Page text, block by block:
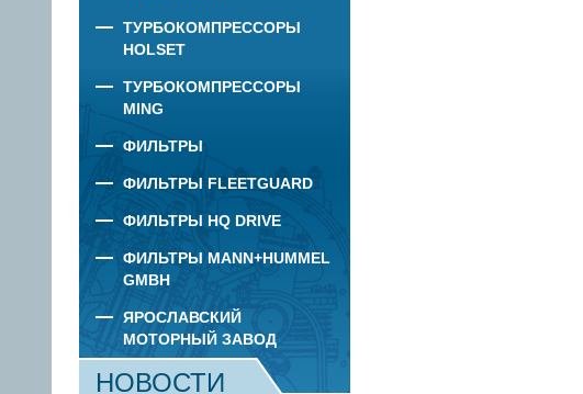
ТУРБОКОМПРЕССОРЫ
HOLSET
ТУРБОКОМПРЕССОРЫ
MING
ФИЛЬТРЫ
ФИЛЬТРЫ FLEETGUARD
ФИЛЬТРЫ HQ DRIVE
ФИЛЬТРЫ MANN+HUMMEL
GMBH
ЯРОСЛАВСКИЙ
МОТОРНЫЙ ЗАВОД
НОВОСТИ